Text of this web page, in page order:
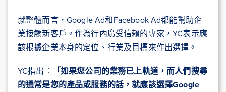
就整體而言，Google Ad和Facebook Ad都能幫助企
業接觸新客戶。作為行內廣受信賴的專家，YC表示應
該根據企業本身的定位、行業及目標來作出選擇。
YC指出︰
「如果您公司的業務已上軌道，而人們搜尋
的通常是您的產品或服務的話，就應該選擇Google